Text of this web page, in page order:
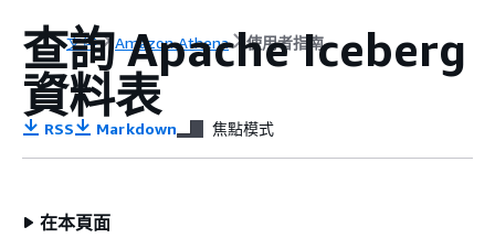
文件 Amazon Athena 使用者指南
查詢 Apache Iceberg
資料表
RSS Markdown 焦點模式
在本頁面